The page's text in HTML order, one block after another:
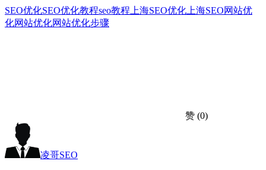
SEO优化SEO优化教程seo教程 上海SEO优化 上海SEO网站优
化网站优化网站优化步骤
赞 (0)
凌哥SEO